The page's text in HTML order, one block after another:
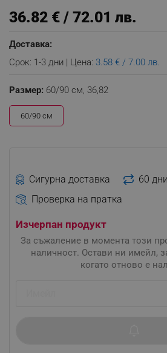
36.82 € / 72.01 лв.
Доставка:
Срок: 1-3 дни | Цена: 3.58 € / 7.00 лв.
Размер: 60/90 см, 36,82
60/90 см
Сигурна доставка
60
Проверка на пратка
Изчерпан продукт
За съжаление в момента този
наличност. Остави ни имейл,
когато отново е